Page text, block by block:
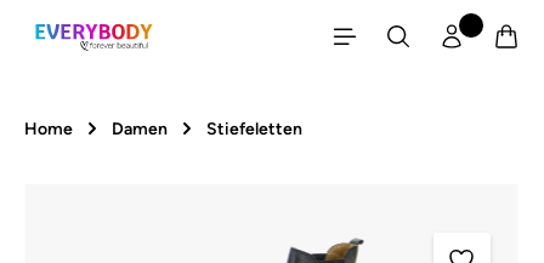
Zum Hauptinhalt springen
Home Damen Stiefeletten